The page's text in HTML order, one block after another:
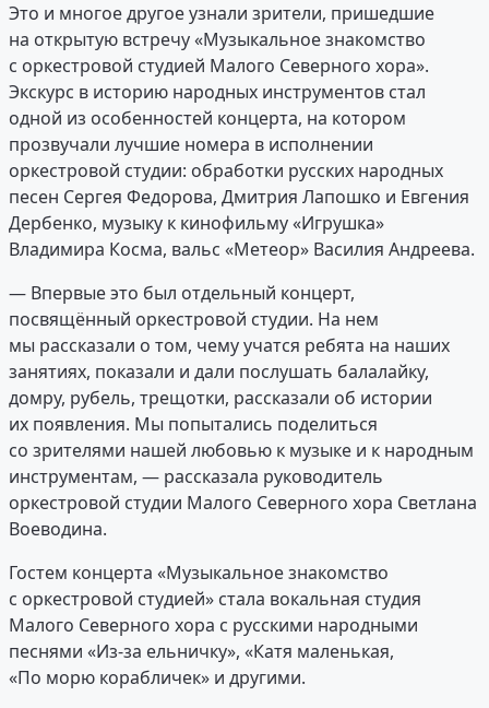
Это и многое другое узнали зрители, пришедшие
на открытую встречу «Музыкальное знакомство
с оркестровой студией Малого Северного хора».
Экскурс в историю народных инструментов стал
одной из особенностей концерта, на котором
прозвучали лучшие номера в исполнении
оркестровой студии: обработки русских народных
песен Сергея Федорова, Дмитрия Лапошко и Евгения
Дербенко, музыку к кинофильму «Игрушка»
Владимира Косма, вальс «Метеор» Василия Андреева.
— Впервые это был отдельный концерт,
посвящённый оркестровой студии. На нем
мы рассказали о том, чему учатся ребята на наших
занятиях, показали и дали послушать балалайку,
домру, рубель, трещотки, рассказали об истории
их появления. Мы попытались поделиться
со зрителями нашей любовью к музыке и к народным
инструментам, — рассказала руководитель
оркестровой студии Малого Северного хора Светлана
Воеводина.
Гостем концерта «Музыкальное знакомство
с оркестровой студией» стала вокальная студия
Малого Северного хора с русскими народными
песнями «Из-за ельничку», «Катя маленькая,
«По морю корабличек» и другими.